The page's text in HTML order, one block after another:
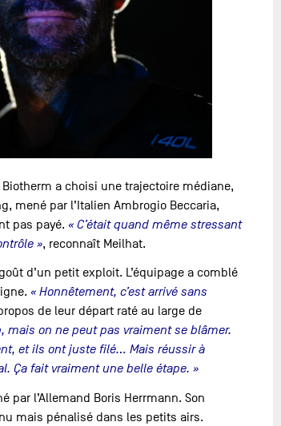
a choisi une trajectoire médiane,
mené par l’Italien Ambrogio Beccaria,
pas payé. « C’était quand même stressant
», reconnaît Meilhat.
d’un petit exploit. L’équipage a comblé
« Honnêtement, c’est arrivé sans
de leur départ raté au large de
mais on ne peut pas vraiment se blâmer.
et ils ont juste filé… Mais réussir à
Ça fait vraiment une belle étape. »
par l’Allemand Boris Herrmann. Son
mais pénalisé dans les petits airs.